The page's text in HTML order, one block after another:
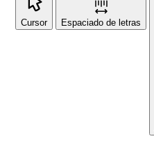
Cursor Espaciado de letras